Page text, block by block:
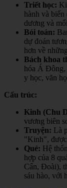
Triết học:
hành và
dương và
Bói toán:
dự đoán
hơn về
Bách khoa
hóa Á Đông,
y học, văn
Cấu trúc:
Kinh (Chu
vương biên
Truyện: Là
"Kinh",
Quẻ: Hệ
hợp của 8
Cấn, Đoài),
sáu hào, với